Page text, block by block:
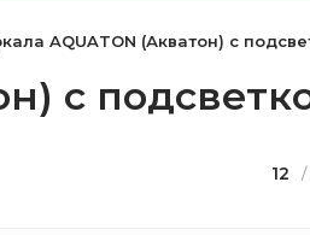
AQUATON (Акватон) с
с
12 /